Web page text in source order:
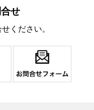
せ
ください。